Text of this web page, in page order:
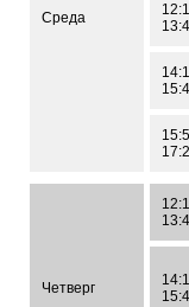
Среда
Четверг